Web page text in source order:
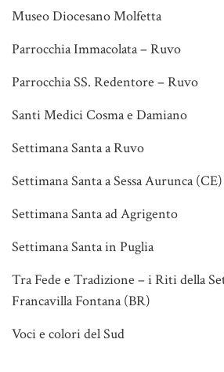
Museo Diocesano Molfetta
Parrocchia Immacolata – Ruvo
Parrocchia SS. Redentore – Ruvo
Santi Medici Cosma e Damiano
Settimana Santa a Ruvo
Settimana Santa a Sessa Aurunca (CE)
Settimana Santa ad Agrigento
Settimana Santa in Puglia
Tra Fede e Tradizione – i Riti della
Francavilla Fontana (BR)
Voci e colori del Sud